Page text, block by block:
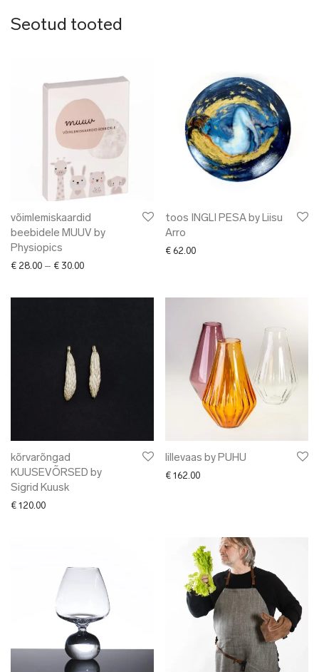
Seotud tooted
võimlemiskaardid
beebidele MUUV by
Physiopics
€ 28.00 – € 30.00Price range: € 28.00 through € 30.00
toos INGLI PESA by Liisu
Arro
€ 62.00
kõrvarõngad
KUUSEVÕRSED by
Sigrid Kuusk
€ 120.00
lillevaas by PUHU
€ 162.00